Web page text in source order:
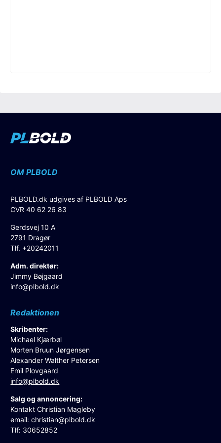
OM PLBOLD
PLBOLD.dk udgives af PLBOLD Aps
CVR 40 62 26 83
Gerdsvej 10 A
2791 Dragør
Tlf. +20242011
Adm. direktør:
Jimmy Bøjgaard
info@plbold.dk
Redaktionen
Skribenter:
Michael Kjærbøl
Morten Bruun Jørgensen
Alexander Walther Petersen
Emil Plovgaard
info@plbold.dk
Salg og annoncering:
Kontakt Christian Magleby
email:christian@plbold.dk
Tlf: 30652852